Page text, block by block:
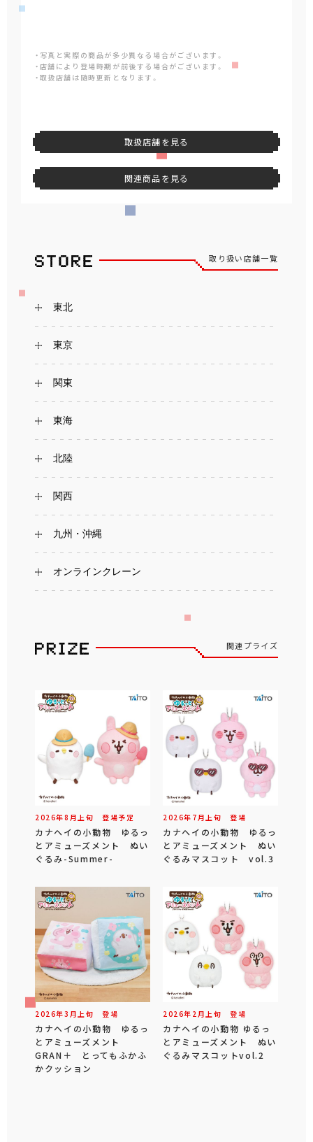
・写真と実際の商品が多少異なる場合がございます。
・店舗により登場時期が前後する場合がございます。
・取扱店舗は随時更新となります。
取扱店舗を見る
関連商品を見る
取り扱い店舗一覧
東北
東京
関東
東海
北陸
関西
九州・沖縄
オンラインクレーン
関連プライズ
2026年8 月 上旬 登場予定
カナヘイの小動物 ゆるっ
とアミューズメント ぬい
ぐるみ-Summer-
2026年 7 月 上旬 登場
カナヘイの小動物 ゆるっ
とアミューズメント ぬい
ぐるみマスコット vol.3
2026年3 月 上旬 登場
カナヘイの小動物 ゆるっ
とアミューズメント
GRAN＋ とってもふかふ
かクッション
2026年 2 月 上旬 登場
カナヘイの小動物 ゆるっ
とアミューズメント ぬい
ぐるみマスコットvol.2